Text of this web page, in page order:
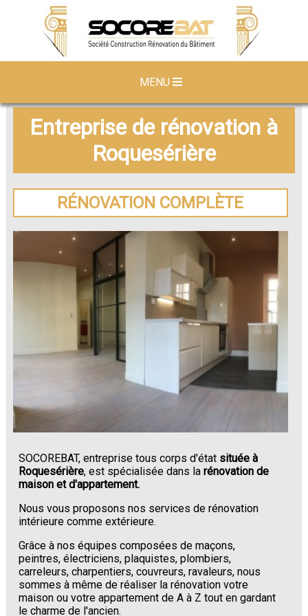
MENU
Entreprise de rénovation à
Roquesérière
RÉNOVATION COMPLÈTE
SOCOREBAT, entreprise tous corps d'état située à
Roquesérière, est spécialisée dans larénovation de
maison et d'appartement.
Nous vous proposons nos services de rénovation
intérieure comme extérieure.
Grâce à nos équipes composées de maçons,
peintres, électriciens, plaquistes, plombiers,
carreleurs, charpentiers, couvreurs, ravaleurs, nous
sommes à même de réaliser la rénovation votre
maison ou votre appartement de A à Z tout en gardant
le charme de l'ancien.